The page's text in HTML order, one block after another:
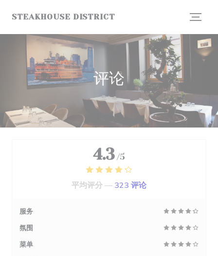
STEAKHOUSE DISTRICT
评论
4.3 /5
平均评分 — 323 评论
服务
氛围
菜单